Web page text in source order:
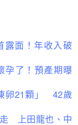
露面！年收入破
孕了！預產期曝
卵21顆」 42歲
走 上田龍也、中